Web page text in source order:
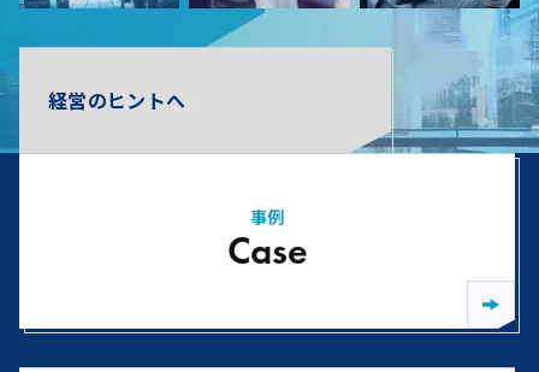
経営のヒントへ
事例
Case